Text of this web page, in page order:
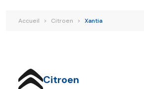
Accueil > Citroen > Xantia
Citroen